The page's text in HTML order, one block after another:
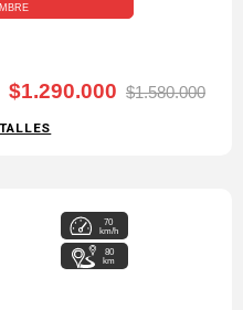
$1.290.000 $1.580.000
70
km/h
80
km